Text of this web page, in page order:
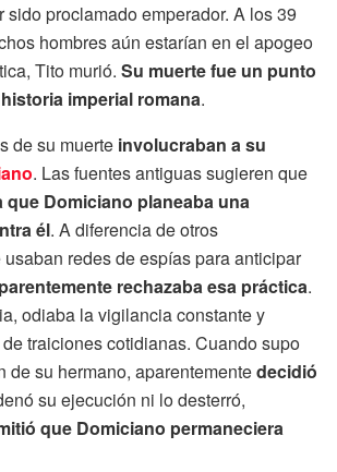
sido proclamado emperador. A los 39
hombres aún estarían en el apogeo
Tito murió. Su muerte fue un punto
imperial romana.
de su muerte involucraban a su
. Las fuentes antiguas sugieren que
Domiciano planeaba una
él. A diferencia de otros
redes de espías para anticipar
rechazaba esa práctica.
odiaba la vigilancia constante y
traiciones cotidianas. Cuando supo
de su hermano, aparentementedecidió
su ejecución ni lo desterró,
que Domiciano permaneciera